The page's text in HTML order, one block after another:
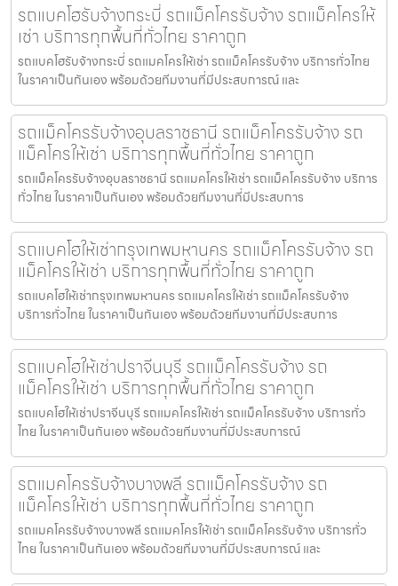
รถแบคโฮรับจ้างกระบี่ รถแม็คโครรับจ้าง รถแม็คโครให้
เช่า บริการทุกพื้นที่ทั่วไทย ราคาถูก
รถแบคโฮรับจ้างกระบี่ รถแมคโครให้เช่า รถแม็คโครรับจ้าง บริการทั่วไทย
ในราคาเป็นกันเอง พร้อมด้วยทีมงานที่มีประสบการณ์ และ
รถแม็คโครรับจ้างอุบลราชธานี รถแม็คโครรับจ้าง รถ
แม็คโครให้เช่า บริการทุกพื้นที่ทั่วไทย ราคาถูก
รถแม็คโครรับจ้างอุบลราชธานี รถแมคโครให้เช่า รถแม็คโครรับจ้าง บริการ
ทั่วไทย ในราคาเป็นกันเอง พร้อมด้วยทีมงานที่มีประสบการ
รถแบคโฮให้เช่ากรุงเทพมหานคร รถแม็คโครรับจ้าง รถ
แม็คโครให้เช่า บริการทุกพื้นที่ทั่วไทย ราคาถูก
รถแบคโฮให้เช่ากรุงเทพมหานคร รถแมคโครให้เช่า รถแม็คโครรับจ้าง
บริการทั่วไทย ในราคาเป็นกันเอง พร้อมด้วยทีมงานที่มีประสบการ
รถแบคโฮให้เช่าปราจีนบุรี รถแม็คโครรับจ้าง รถ
แม็คโครให้เช่า บริการทุกพื้นที่ทั่วไทย ราคาถูก
รถแบคโฮให้เช่าปราจีนบุรี รถแมคโครให้เช่า รถแม็คโครรับจ้าง บริการทั่ว
ไทย ในราคาเป็นกันเอง พร้อมด้วยทีมงานที่มีประสบการณ์
รถแมคโครรับจ้างบางพลี รถแม็คโครรับจ้าง รถ
แม็คโครให้เช่า บริการทุกพื้นที่ทั่วไทย ราคาถูก
รถแมคโครรับจ้างบางพลี รถแมคโครให้เช่า รถแม็คโครรับจ้าง บริการทั่ว
ไทย ในราคาเป็นกันเอง พร้อมด้วยทีมงานที่มีประสบการณ์ และ